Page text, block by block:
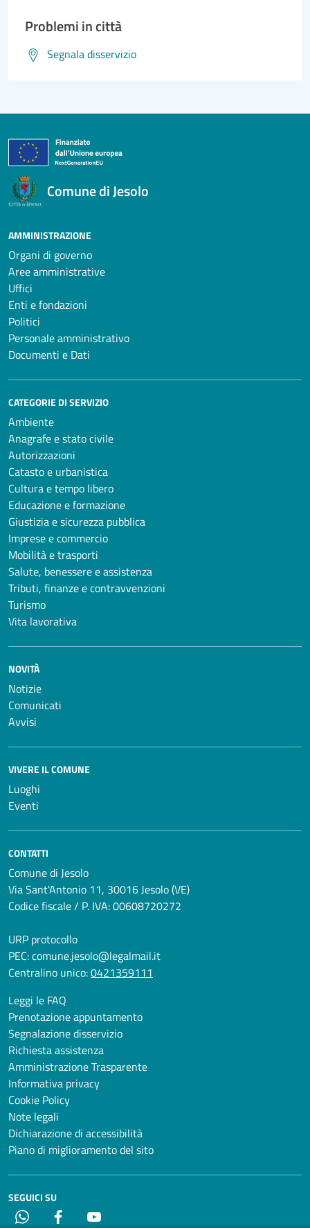
Problemi in città
Segnala disservizio
Comune di Jesolo
AMMINISTRAZIONE
Organi di governo
Aree amministrative
Uffici
Enti e fondazioni
Politici
Personale amministrativo
Documenti e Dati
CATEGORIE DI SERVIZIO
Ambiente
Anagrafe e stato civile
Autorizzazioni
Catasto e urbanistica
Cultura e tempo libero
Educazione e formazione
Giustizia e sicurezza pubblica
Imprese e commercio
Mobilità e trasporti
Salute, benessere e assistenza
Tributi, finanze e contravvenzioni
Turismo
Vita lavorativa
NOVITÀ
Notizie
Comunicati
Avvisi
VIVERE IL COMUNE
Luoghi
Eventi
CONTATTI
Comune di Jesolo
Via Sant'Antonio 11, 30016 Jesolo (VE)
Codice fiscale / P. IVA: 00608720272
URP protocollo
PEC:comune.jesolo@legalmail.it
Centralino unico:0421359111
Leggi le FAQ
Prenotazione appuntamento
Segnalazione disservizio
Richiesta assistenza
Amministrazione Trasparente
Informativa privacy
Cookie Policy
Note legali
Dichiarazione di accessibilità
Piano di miglioramento del sito
SEGUICI SU
Whatsapp Facebook